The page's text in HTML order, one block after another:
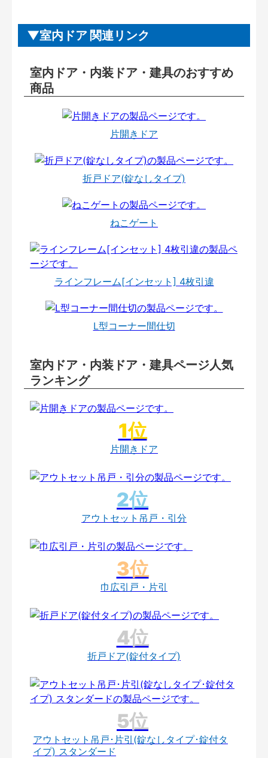
室内ドア 関連リンク
室内ドア・内装ドア・建具のおすすめ
商品
片開きドア
折戸ドア(錠なしタイプ)
ねこゲート
ラインフレーム[インセット] 4枚引違
L型コーナー間仕切
室内ドア・内装ドア・建具ページ人気
ランキング
片開きドア
アウトセット吊戸・引分
巾広引戸・片引
折戸ドア(錠付タイプ)
アウトセット吊戸･片引(錠なしタイプ･錠付タ
イプ) スタンダード